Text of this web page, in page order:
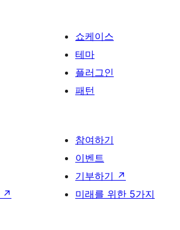
쇼케이스
테마
플러그인
패턴
↗
참여하기
이벤트
기부하기 ↗
미래를 위한 5가지